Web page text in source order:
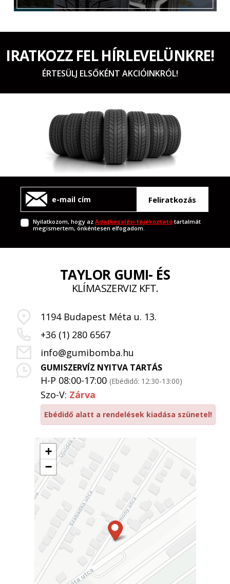
IRATKOZZ FEL HÍRLEVELÜNKRE!
ÉRTESÜLJ ELSŐKÉNT AKCIÓINKRÓL!
Feliratkozás
Nyilatkozom, hogy azAdatkezelési tájékoztató tartalmát
megismertem, önkéntesen elfogadom.
+
−
TAYLOR GUMI- ÉS
KLÍMASZERVIZ KFT.
1194 Budapest Méta u. 13.
+36 (1) 280 6567
info@gumibomba.hu
GUMISZERVÍZ NYITVA TARTÁS
H-P 08:00-17:00 (Ebédidő: 12:30-13:00)
Szo-V: Zárva
Ebédidő alatt a rendelések kiadása szünetel!